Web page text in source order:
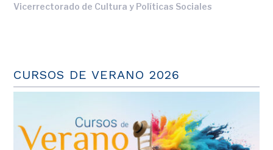
Vicerrectorado de Cultura y Políticas Sociales
CURSOS DE VERANO 2026